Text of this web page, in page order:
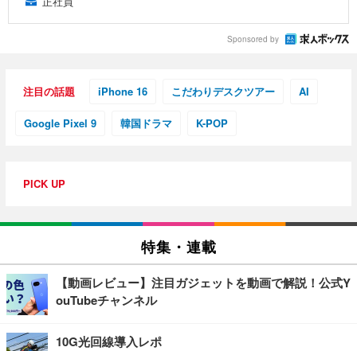
Sponsored by
注目の話題 iPhone 16 こだわりデスクツアー AI
Google Pixel 9 韓国ドラマ K-POP
PICK UP
特集・連載
【動画レビュー】注目ガジェットを動画で解説！公式Y
ouTubeチャンネル
10G光回線導入レポ